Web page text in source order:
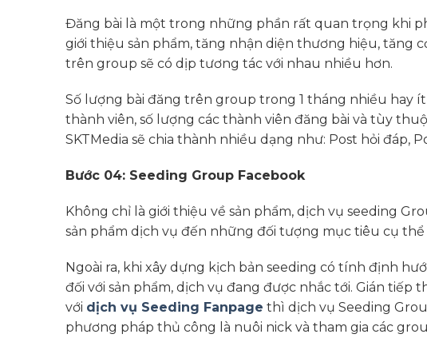
Đăng bài là một trong những phần rất quan trọng khi
giới thiệu sản phẩm, tăng nhận diện thương hiệu, tăng
trên group sẽ có dịp tương tác với nhau nhiều hơn.
Số lượng bài đăng trên group trong 1 tháng nhiều hay
thành viên, số lượng các thành viên đăng bài và tùy
SKTMedia sẽ chia thành nhiều dạng như: Post hỏi đáp,
Bước 04: Seeding Group Facebook
Không chỉ là giới thiệu về sản phẩm, dịch vụ seeding
sản phẩm dịch vụ đến những đối tượng mục tiêu cụ thể
Ngoài ra, khi xây dựng kịch bản seeding có tính định
đối với sản phẩm, dịch vụ đang được nhắc tới. Gián tiếp
với dịch vụ Seeding Fanpage thì dịch vụ Seeding
phương pháp thủ công là nuôi nick và tham gia các